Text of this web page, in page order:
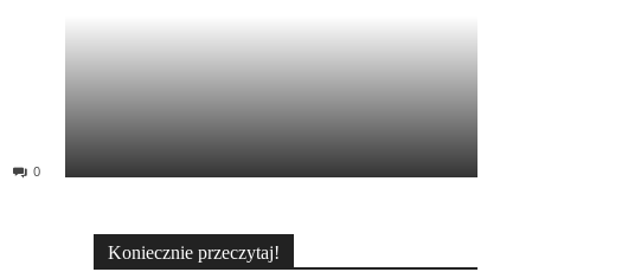
0
Koniecznie przeczytaj!